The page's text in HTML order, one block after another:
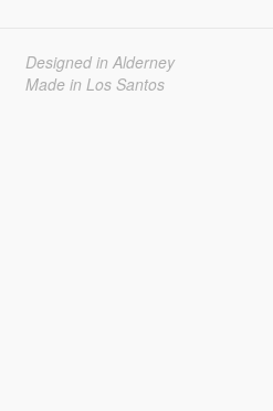
Designed in Alderney
Made in Los Santos